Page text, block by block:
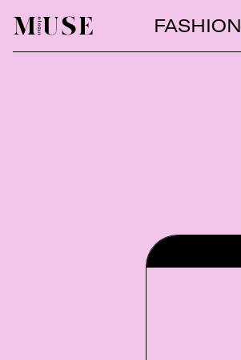
オトナミューズ ウェブFASHION